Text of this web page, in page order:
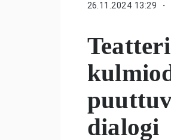
26.11.2024 13:29
dialogi